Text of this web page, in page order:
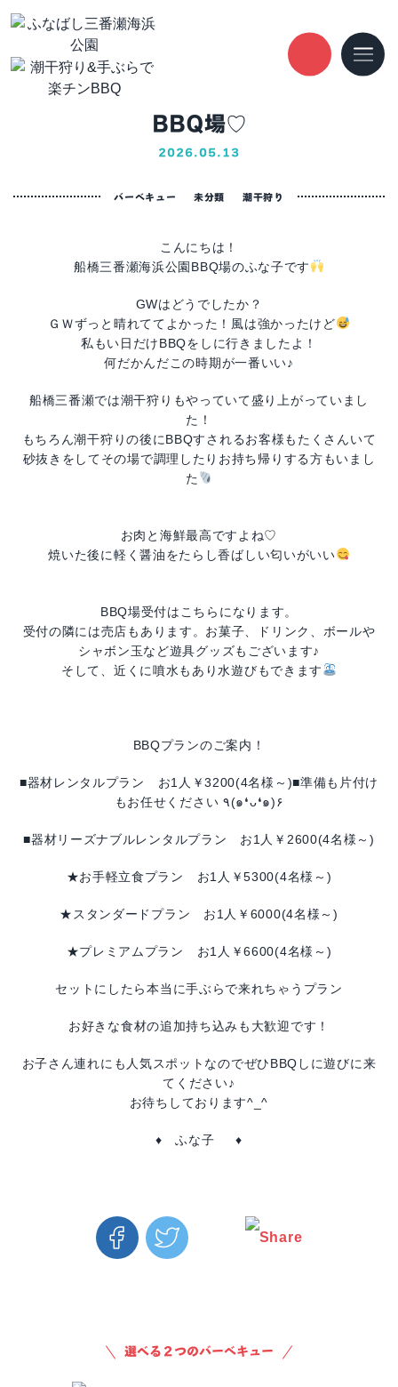
Blog
ふなばし船子バーベキューのブログ
ふなばし船子バーベキューのブログ
人気スポット！船橋三番瀬海浜公園
BBQ場♡
2026.05.13
バーベキュー 未分類 潮干狩り
こんにちは！
船橋三番瀬海浜公園BBQ場のふな子です
GWはどうでしたか？
ＧＷずっと晴れててよかった！風は強かったけど
私もい日だけBBQをしに行きましたよ！
何だかんだこの時期が一番いい♪
船橋三番瀬では潮干狩りもやっていて盛り上がっていまし
た！
もちろん潮干狩りの後にBBQすされるお客様もたくさんいて
砂抜きをしてその場で調理したりお持ち帰りする方もいまし
た
お肉と海鮮最高ですよね♡
焼いた後に軽く醤油をたらし香ばしい匂いがいい
BBQ場受付はこちらになります。
受付の隣には売店もあります。お菓子、ドリンク、ボールや
シャボン玉など遊具グッズもございます♪
そして、近くに噴水もあり水遊びもできます
BBQプランのご案内！
■器材レンタルプラン お1人￥3200(4名様～)■準備も片付け
もお任せください ٩(๑❛ᴗ❛๑)۶
■器材リーズナブルレンタルプラン お1人￥2600(4名様～)
★お手軽立食プラン お1人￥5300(4名様～)
★ スタンダードプラン お1人￥6000(4名様～)
★プレミアムプラン お1人￥6600(4名様～)
セットにしたら本当に手ぶらで来れちゃうプラン
お好きな食材の追加持ち込みも大歓迎です！
お子さん連れにも人気スポットなのでぜひBBQしに遊びに来
てください♪
お待ちしております^_^
♦ ふな子 ♦
FacebookTwitter Email
選べる２つのバーベキュー